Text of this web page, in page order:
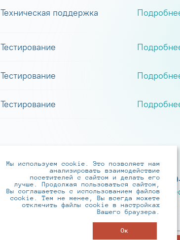
Техническая поддержка
Тестирование
Тестирование
Тестирование
+7 (495) 737-6192, 8-800-250-
practice@infotecs.ru ,
127273, г. Москва, Отрадная
Мы используем cookie. Это позволяет нам
анализировать взаимодействие
посетителей с сайтом и делать его
лучше. Продолжая пользоваться сайтом,
Вы соглашаетесь с использованием файлов
cookie. Тем не менее, Вы всегда можете
отключить файлы cookie в настройках
Вашего браузера.
Ок